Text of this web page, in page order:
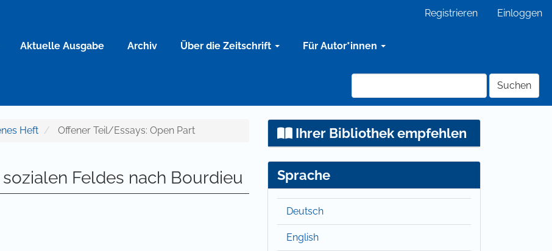
Registrieren Einloggen
Aktuelle Ausgabe Archiv Über die Zeitschrift Für Autor*innen
Suchen
Heft Offener Teil/Essays: Open Part
Feldes nach Bourdieu
Ihrer Bibliothek empfehlen
Sprache
Deutsch
English